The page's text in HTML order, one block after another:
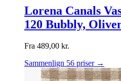
Lorena Canals
120 Bubbly,
Fra 489,00 kr.
Sammenlign 56 priser →